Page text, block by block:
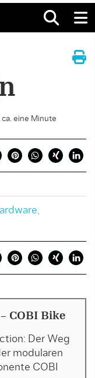
ca. eine Minute
,
COBI Bike
Der Weg
modularen
COBI